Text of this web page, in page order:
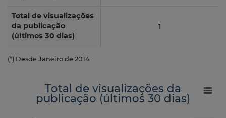
Total de visualizações
da publicação
(últimos 30 dias)
1
(*) Desde Janeiro de 2014
Total de visualizações da
publicação (últimos 30 dias)